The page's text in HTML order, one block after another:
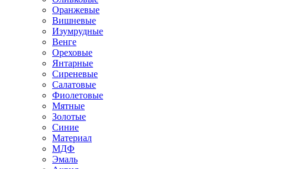
Оранжевые
Вишневые
Изумрудные
Венге
Ореховые
Янтарные
Сиреневые
Салатовые
Фиолетовые
Мятные
Золотые
Синие
Материал
МДФ
Эмаль